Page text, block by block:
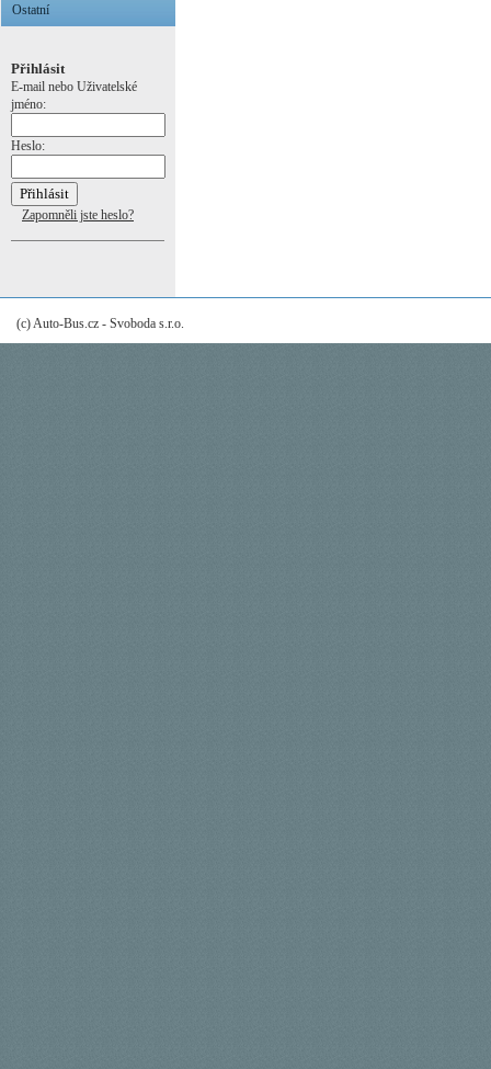
Ostatní
Přihlásit
E-mail nebo Uživatelské
jméno:
Heslo:
Zapomněli jste heslo?
(c) Auto-Bus.cz - Svoboda s.r.o.